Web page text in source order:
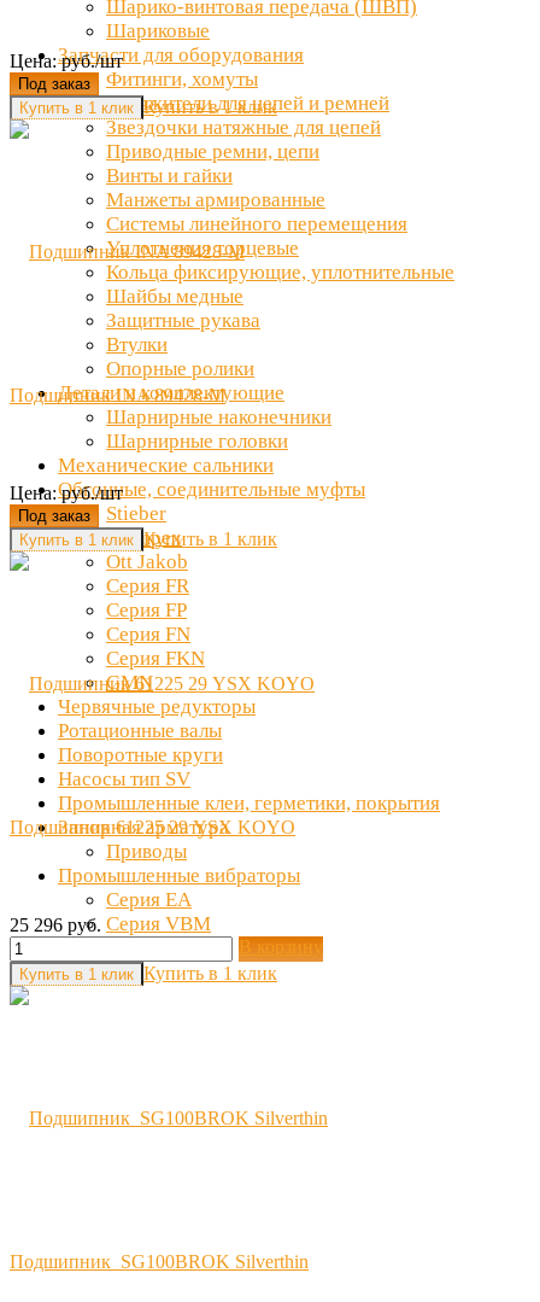
Шарико-винтовая передача (ШВП)
Шариковые
Запчасти для оборудования
Фитинги, хомуты
Натяжители для цепей и ремней
Звездочки натяжные для цепей
Приводные ремни, цепи
Винты и гайки
Манжеты армированные
Системы линейного перемещения
Уплотнения торцевые
Кольца фиксирующие, уплотнительные
Шайбы медные
Защитные рукава
Втулки
Опорные ролики
Детали и комплектующие
Шарнирные наконечники
Шарнирные головки
Механические сальники
Обгонные, соединительные муфты
Stieber
Clampex
Ott Jakob
Серия FR
Серия FP
Серия FN
Серия FKN
GMN
Червячные редукторы
Ротационные валы
Поворотные круги
Насосы тип SV
Промышленные клеи, герметики, покрытия
Запорная арматура
Приводы
Промышленные вибраторы
Серия EA
Серия VBM
Цена: руб./шт
Под заказ
Купить в 1 клик
Подшипник INA 89428-M
Цена: руб./шт
Под заказ
Купить в 1 клик
Подшипник 61225 29 YSX KOYO
25 296 руб.
В корзину
Купить в 1 клик
Подшипник SG100BROK Silverthin